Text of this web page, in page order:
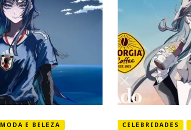
MODA E BELEZA
CELEBRIDADES